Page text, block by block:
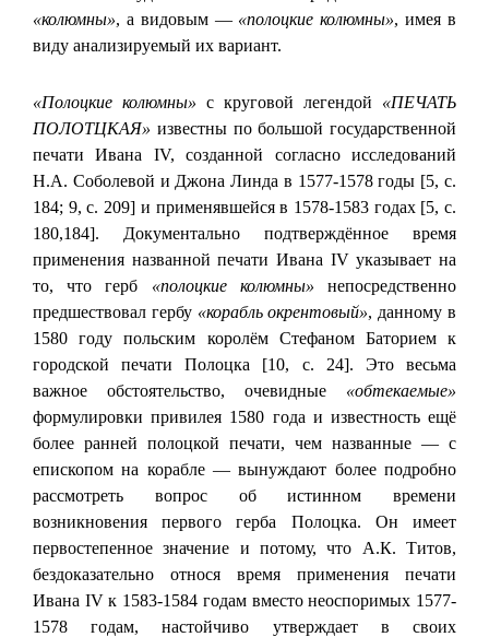
«колюмны», а видовым — «полоцкие колюмны», имея в
виду анализируемый их вариант.
«Полоцкие колюмны» с круговой легендой «ПЕЧАТЬ
ПОЛОТЦКАЯ» известны по большой государственной
печати Ивана IV, созданной согласно исследований
Н.А. Соболевой и Джона Линда в 1577-1578 годы [5, с.
184; 9, с. 209] и применявшейся в 1578-1583 годах [5, с.
180,184]. Документально подтверждённое время
применения названной печати Ивана IV указывает на
то, что герб «полоцкие колюмны» непосредственно
предшествовал гербу «корабль окрентовый», данному в
1580 году польским королём Стефаном Баторием к
городской печати Полоцка [10, с. 24]. Это весьма
важное обстоятельство, очевидные «обтекаемые»
формулировки привилея 1580 года и известность ещё
более ранней полоцкой печати, чем названные — с
епископом на корабле — вынуждают более подробно
рассмотреть вопрос об истинном времени
возникновения первого герба Полоцка. Он имеет
первостепенное значение и потому, что А.К. Титов,
бездоказательно относя время применения печати
Ивана IV к 1583-1584 годам вместо неоспоримых 1577-
1578 годам, настойчиво утверждает в своих